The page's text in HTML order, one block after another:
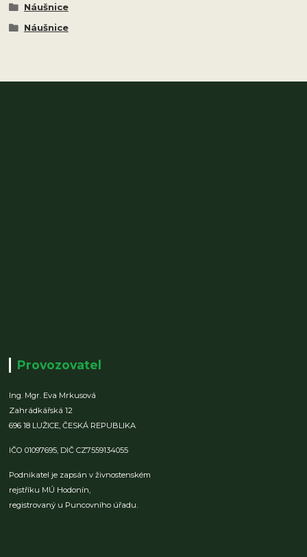
Náušnice
Náušnice
Provozovatel
Ing. Mgr. Eva Mrkusová
Zahrádkářská 12
696 18 LUŽICE,ČESKÁ REPUBLIKA
IČO 01097695, DIČ CZ7559134055
Podnikatel je zapsán v živnostenském
rejstříku MÚ Hodonín,
registrovaný u Puncovního úřadu.